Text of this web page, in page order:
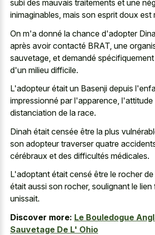
subi des mauvais traitements et une
inimaginables, mais son esprit doux est
On m'a donné la chance d'adopter
après avoir contacté BRAT, une
sauvetage, et demandé
d'un milieu difficile.
L'adopteur était un Basenji depuis
impressionné par l'apparence, l'attitude
distanciation de la race.
Dinah était censée être la plus
son adopteur traverser quatre
cérébraux et des difficultés médicales.
L'adoptant était censé être le rocher de
était aussi son rocher, soulignant le lien
unissait.
Discover more: Le Bouledogue
Sauvetage De L' Ohio